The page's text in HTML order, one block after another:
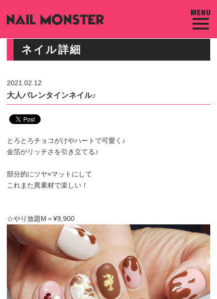
ネイル詳細
2021.02.12
大人バレンタインネイル♪
とろとろチョコがけやハートで可愛く♪
金箔がリッチさを引き立てる♪
部分的にツヤ×マットにして
これまた異素材で楽しい！
☆やり放題M＝¥9,900